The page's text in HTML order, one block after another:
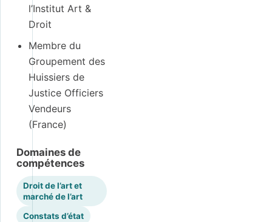
l’Institut Art &
Droit
Membre du
Groupement des
Huissiers de
Justice Officiers
Vendeurs
(France)
Domaines de
compétences
Droit de l’art et
marché de l’art
Constats d’état